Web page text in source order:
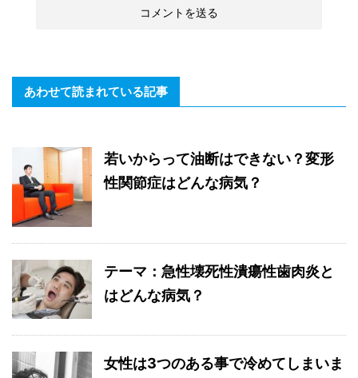
あわせて読まれている記事
若いからって油断はできない？変形
性関節症はどんな病気？
テーマ：急性壊死性潰瘍性歯肉炎と
はどんな病気？
女性は3つのある事で冷めてしまいま